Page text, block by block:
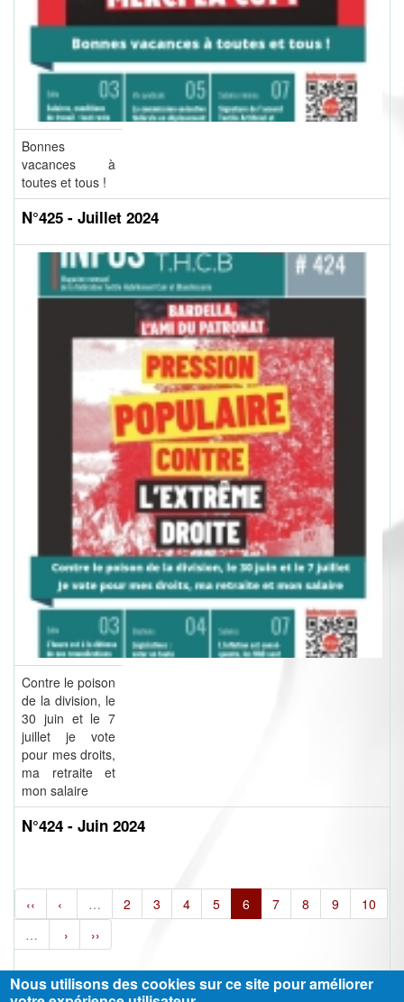
Bonnes
vacances à
toutes et tous !
N°425 - Juillet 2024
Contre le poison
de la division, le
30 juin et le 7
juillet je vote
pour mes droits,
ma retraite et
mon salaire
N°424 - Juin 2024
‹‹ ‹ … 2 3 4 5 6 7 8 9
10
…
› ››
Nous utilisons des cookies sur ce site pour améliorer